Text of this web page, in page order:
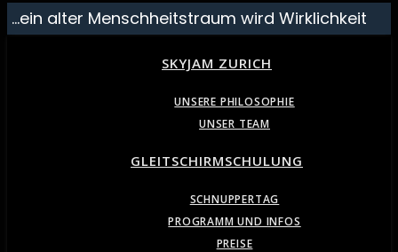
…ein alter Menschheitstraum wird Wirklichkeit
SKYJAM ZURICH
UNSERE PHILOSOPHIE
UNSER TEAM
GLEITSCHIRMSCHULUNG
SCHNUPPERTAG
PROGRAMM UND INFOS
PREISE